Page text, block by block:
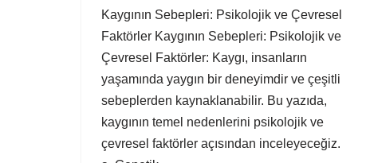
Kaygının Sebepleri: Psikolojik ve Çevresel
Faktörler Kaygının Sebepleri: Psikolojik ve
Çevresel Faktörler: Kaygı, insanların
yaşamında yaygın bir deneyimdir ve çeşitli
sebeplerden kaynaklanabilir. Bu yazıda,
kaygının temel nedenlerini psikolojik ve
çevresel faktörler açısından inceleyeceğiz.